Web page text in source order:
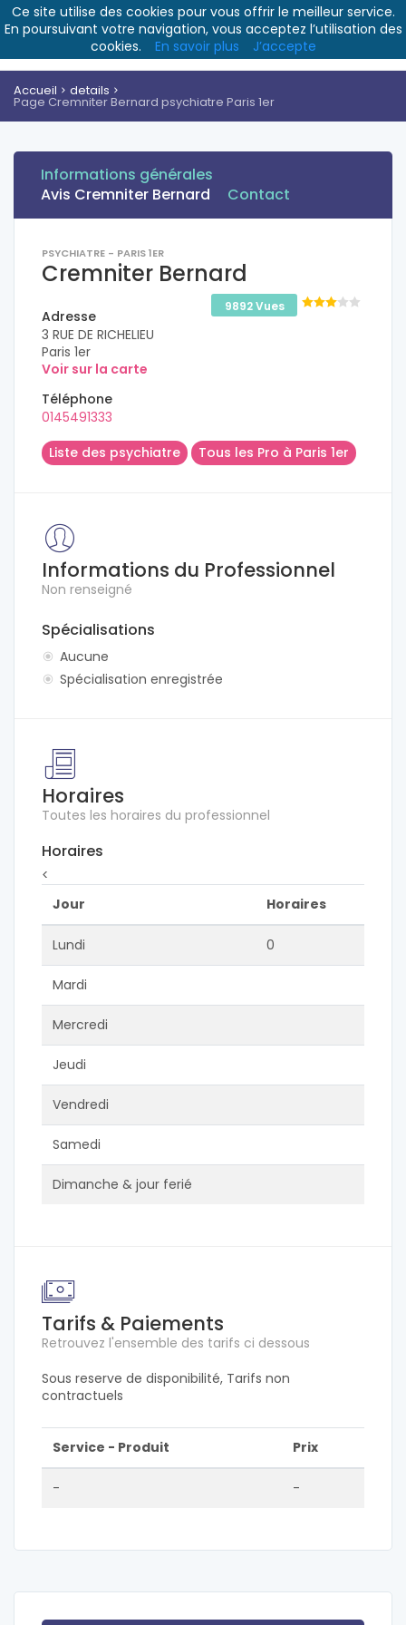
Accueil details
Page Cremniter Bernard psychiatre Paris 1er
Informations générales
Avis Cremniter Bernard
Contact
PSYCHIATRE - PARIS 1ER
Cremniter Bernard
9892 Vues
Adresse
3 RUE DE RICHELIEU
Paris 1er
Voir sur la carte
Téléphone
0145491333
Liste des psychiatre
Tous les Pro à Paris 1er
Informations du Professionnel
Non renseigné
Spécialisations
Aucune
Spécialisation enregistrée
Horaires
Toutes les horaires du professionnel
Horaires
<
Jour
Horaires
Lundi 0
Mardi
Mercredi
Jeudi
Vendredi
Samedi
Dimanche & jour ferié
Tarifs & Paiements
Retrouvez l'ensemble des tarifs ci dessous
Sous reserve de disponibilité, Tarifs non
contractuels
Service - Produit Prix
- -
Ce site utilise des cookies pour vous offrir le meilleur service.
En poursuivant votre navigation, vous acceptez l’utilisation des
cookies.
En savoir plus J’accepte